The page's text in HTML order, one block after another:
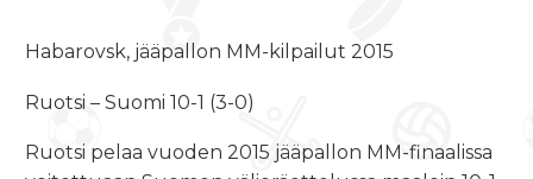
Habarovsk, jääpallon MM-kilpailut 2015
Ruotsi – Suomi 10-1 (3-0)
Ruotsi pelaa vuoden 2015 jääpallon MM-finaalissa